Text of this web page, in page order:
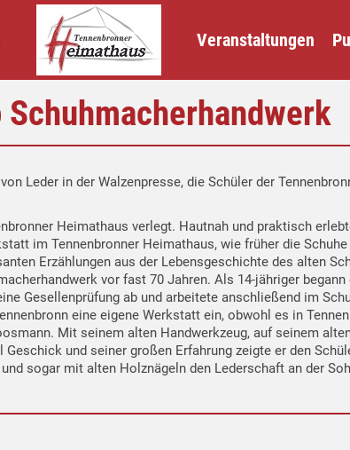
Veranstaltungen
Schuhmacherhandwerk
Leder in der Walzenpresse, die Schüler der
Heimathaus verlegt. Hautnah und praktisch
im Tennenbronner Heimathaus, wie früher die
Erzählungen aus der Lebensgeschichte des alten
vor fast 70 Jahren. Als 14-jähriger
Gesellenprüfung ab und arbeitete anschließend im
eine eigene Werkstatt ein, obwohl es in
Mit seinem alten Handwerkzeug, auf seinem
und seiner großen Erfahrung zeigte er den
sogar mit alten Holznägeln den Lederschaft an der